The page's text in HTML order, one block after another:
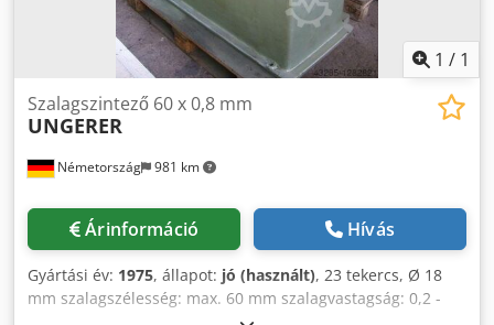
1 / 1
Németország 981 km
Szalagszintező 60 x 0,8 mm
UNGERER
Árinformáció Hívás
Gyártási év: 1975, állapot: jó (használt), 23 tekercs, Ø 18
mm szalagszélesség: max. 60 mm szalagvastagság: 0,2 -